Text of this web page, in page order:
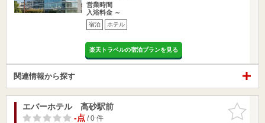
営業時間
入浴料金 ～
宿泊 ホテル
楽天トラベルの宿泊プランを見る
関連情報から探す
お気に入
りに追加
エバーホテル 高砂駅前
-点/ 0 件